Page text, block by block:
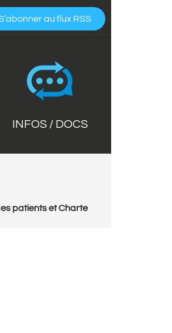
au flux RSS
INFOS / DOCS
patients et Charte